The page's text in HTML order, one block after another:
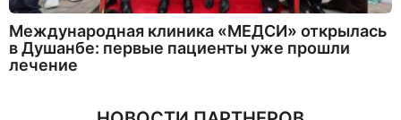
Международная клиника «МЕДСИ» открылась
в Душанбе: первые пациенты уже прошли
лечение